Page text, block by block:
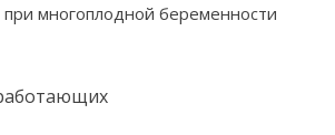
многоплодной беременности